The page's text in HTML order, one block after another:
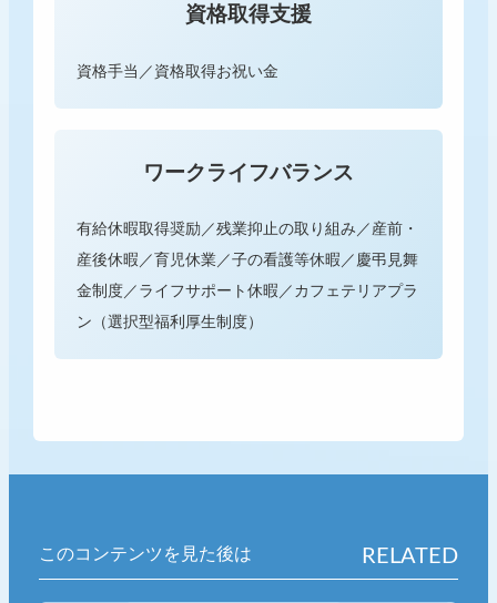
資格取得支援
資格手当／資格取得お祝い金
ワークライフバランス
有給休暇取得奨励／残業抑止の取り組み／産前・
産後休暇／育児休業／子の看護等休暇／慶弔見舞
金制度／ライフサポート休暇／カフェテリアプラ
ン（選択型福利厚生制度）
このコンテンツを見た後は RELATED